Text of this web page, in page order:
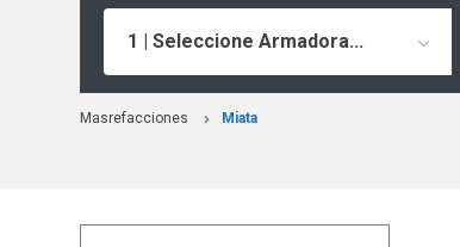
1 | Seleccione Armadora...
Masrefacciones Miata